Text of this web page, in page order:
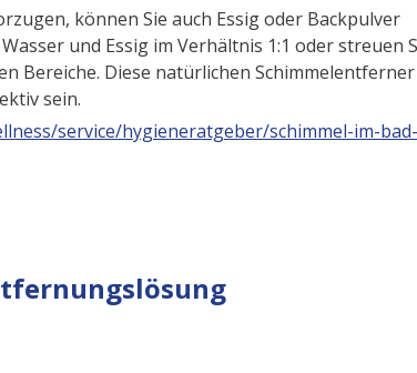
können Sie auch Essig oder Backpulver
und Essig im Verhältnis 1:1 oder streuen
Bereiche. Diese natürlichen
sein.
service/hygieneratgeber/schimmel-im-bad-